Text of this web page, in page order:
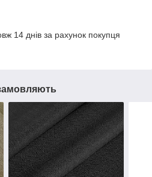
14 днів за рахунок покупця